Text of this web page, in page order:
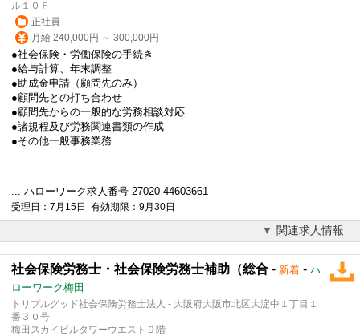
ル１０Ｆ
正社員
月給 240,000円 ～ 300,000円
●社会保険・労働保険の手続き
●給与計算、年末調整
●助成金申請（顧問先のみ）
●顧問先との打ち合わせ
●顧問先からの一般的な労務相談対応
●諸規程及び労務関連書類の作成
●その他一般事務業務
... ハローワーク求人番号 27020-44603661
受理日：7月15日 有効期限：9月30日
関連求人情報
社会保険労務士・社会保険労務士補助（総合 - 新着 - ハ
ローワーク梅田
トリプルグッド社会保険労務士法人 - 大阪府大阪市北区大淀中１丁目１
番３０号
梅田スカイビルタワーウエスト９階